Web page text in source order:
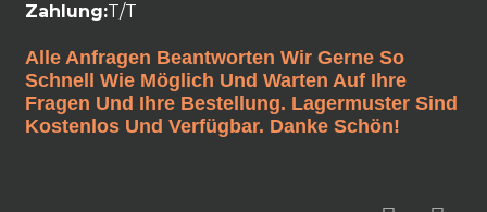
Zahlung:T/T
Alle Anfragen Beantworten Wir Gerne So
Schnell Wie Möglich Und Warten Auf Ihre
Fragen Und Ihre Bestellung. Lagermuster Sind
Kostenlos Und Verfügbar. Danke Schön!